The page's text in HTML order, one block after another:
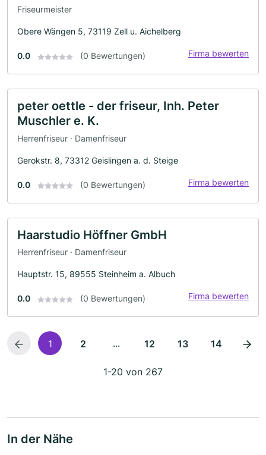
Friseurmeister
Obere Wängen 5, 73119 Zell u. Aichelberg
0.0 (0 Bewertungen) Firma bewerten
peter oettle - der friseur, Inh. Peter
Muschler e. K.
Herrenfriseur · Damenfriseur
Gerokstr. 8, 73312 Geislingen a. d. Steige
0.0 (0 Bewertungen) Firma bewerten
Haarstudio Höffner GmbH
Herrenfriseur · Damenfriseur
Hauptstr. 15, 89555 Steinheim a. Albuch
0.0 (0 Bewertungen) Firma bewerten
1 2 ... 12 13 14
1-20 von 267
In der Nähe